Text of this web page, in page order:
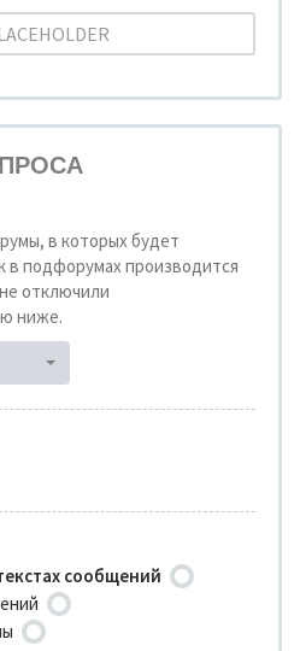
в которых будет
в подфорумах производится
отключили
ниже.
сообщений